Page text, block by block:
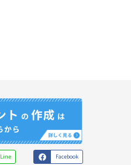
Line Facebook